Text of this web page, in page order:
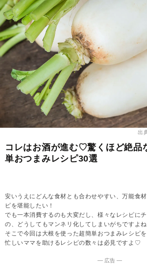
出
コレはお酒が進む♡驚くほど絶品
単おつまみレシピ30選
安いうえにどんな食材とも合わせやすい、万能食
ピを堪能したい！
でも一本消費するのも大変だし、様々なレシピに
の、どうしてもマンネリ化してしまいがちですよ
そこで今回は大根を使った超簡単おつまみレシピ
忙しいママを助けるレシピの数々は必見ですよ♡
― 広告 ―